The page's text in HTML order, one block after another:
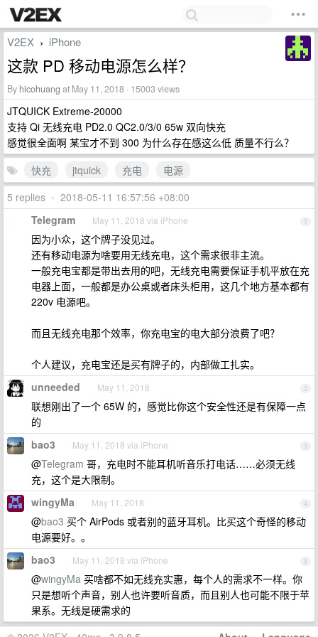
V2EX › iPhone
这款 PD 移动电源怎么样？
By hicohuang at May 11, 2018 · 15003 views
JTQUICK Extreme-20000
支持 Qi 无线充电 PD2.0 QC2.0/3/0 65w 双向快充
感觉很全面啊 某宝才不到 300 为什么存在感这么低 质量不行么？
快充
jtquick 充电
电源
5 replies • 2018-05-11 16:57:56 +08:00
1
Telegram May 11, 2018 via iPhone
因为小众，这个牌子没见过。
还有移动电源为啥要用无线充电，这个需求很非主流。
一般充电宝都是带出去用的吧，无线充电需要保证手机平放在充
电器上面，一般都是办公桌或者床头柜用，这几个地方基本都有
220v 电源吧。
而且无线充电那个效率，你充电宝的电大部分浪费了吧？
个人建议，充电宝还是买有牌子的，内部做工扎实。
2
unneeded May 11, 2018
联想刚出了一个 65W 的，感觉比你这个安全性还是有保障一点
的
3
bao3 May 11, 2018 via iPhone
@Telegram 哥，充电时不能耳机听音乐打电话……必须无线
充，这个是大限制。
4
wingyMa May 11, 2018
@bao3 买个 AirPods 或者别的蓝牙耳机。比买这个奇怪的移动
电源要好。。
5
bao3 May 11, 2018 via iPhone
@wingyMa 买啥都不如无线充实惠，每个人的需求不一样。你
只是想听个声音，别人也许要听音质，而且别人也可能不限于苹
果系。无线是硬需求的